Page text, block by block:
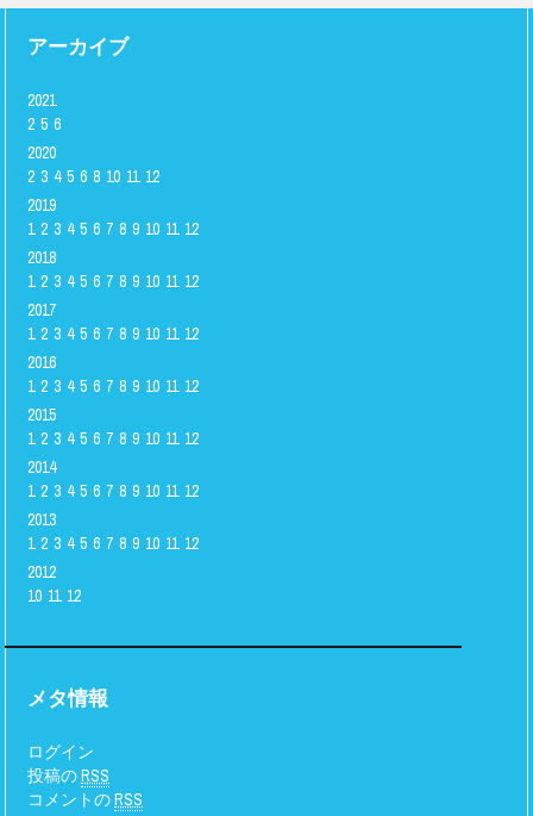
アーカイブ
2021
2 5 6
2020
2 3 4 5 6 8 10 11 12
2019
1 2 3 4 5 6 7 8 9 10 11 12
2018
1 2 3 4 5 6 7 8 9 10 11 12
2017
1 2 3 4 5 6 7 8 9 10 11 12
2016
1 2 3 4 5 6 7 8 9 10 11 12
2015
1 2 3 4 5 6 7 8 9 10 11 12
2014
1 2 3 4 5 6 7 8 9 10 11 12
2013
1 2 3 4 5 6 7 8 9 10 11 12
2012
10 11 12
メタ情報
ログイン
投稿のRSS
コメントのRSS